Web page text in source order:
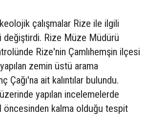
çalışmalar Rize ile ilgili
değiştirdi. Rize Müze Müdürü
Rize'nin Çamlıhemşin ilçesi
zemin üstü arama
Çağı'na ait kalıntılar bulundu.
yapılan incelemelerde
öncesinden kalma olduğu tespit